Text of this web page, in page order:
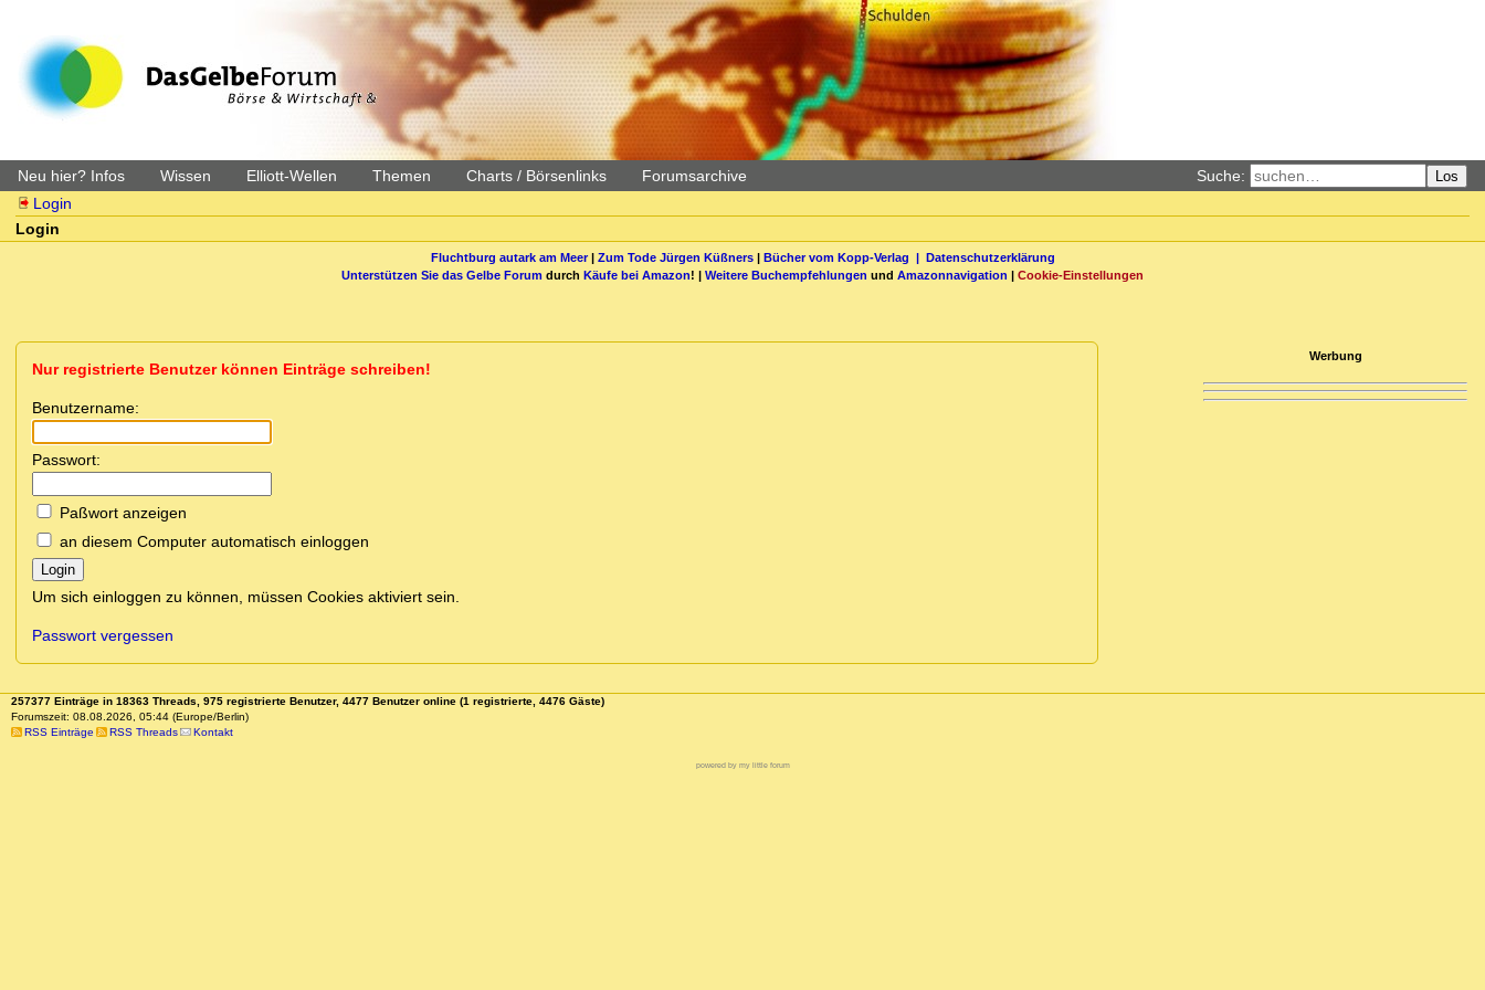
Neu hier? Infos Wissen Elliott-Wellen Themen Charts / Börsenlinks Forumsarchive Suche: Los
Login
Login
Fluchtburg autark am Meer| Zum Tode Jürgen Küßners| Bücher vom Kopp-Verlag | Datenschutzerklärung
Unterstützen Sie das Gelbe Forum durch Käufe bei Amazon! | Weitere Buchempfehlungen und Amazonnavigation | Cookie-Einstellungen
Nur registrierte Benutzer können Einträge schreiben!
Benutzername:
Passwort:
Paßwort anzeigen
an diesem Computer automatisch einloggen
Login
Um sich einloggen zu können, müssen Cookies aktiviert sein.
Passwort vergessen
Werbung
257377 Einträge in 18363 Threads, 975 registrierte Benutzer, 4477 Benutzer online (1 registrierte, 4476 Gäste)
Forumszeit: 08.08.2026, 05:44 (Europe/Berlin)
RSS Einträge
RSS Threads Kontakt
powered by my little forum